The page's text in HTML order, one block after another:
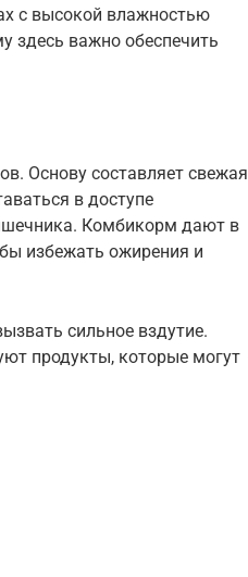
с высокой влажностью
здесь важно обеспечить
Основу составляет свежая
в доступе
Комбикорм дают в
избежать ожирения и
сильное вздутие.
продукты, которые могут